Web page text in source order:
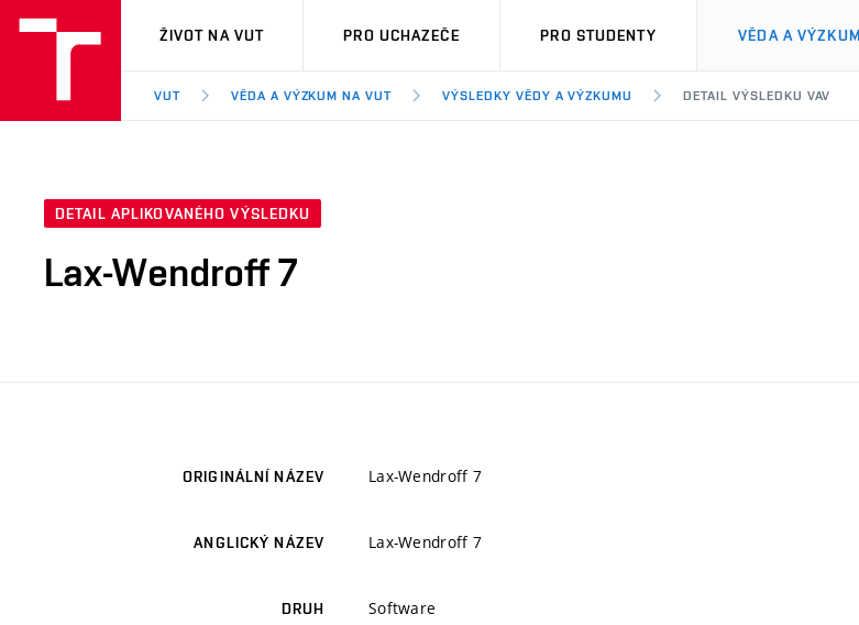
VUT
ŽIVOT NA VUT PRO UCHAZEČE PRO STUDENTY VĚDA A VÝZKUM
VUT VĚDA A VÝZKUM NA VUT VÝSLEDKY VĚDY A VÝZKUMU DETAIL VÝSLEDKU VAV
DETAIL APLIKOVANÉHO VÝSLEDKU
Lax-Wendroff 7
ORIGINÁLNÍ NÁZEV Lax-Wendroff 7
ANGLICKÝ NÁZEV Lax-Wendroff 7
DRUH Software